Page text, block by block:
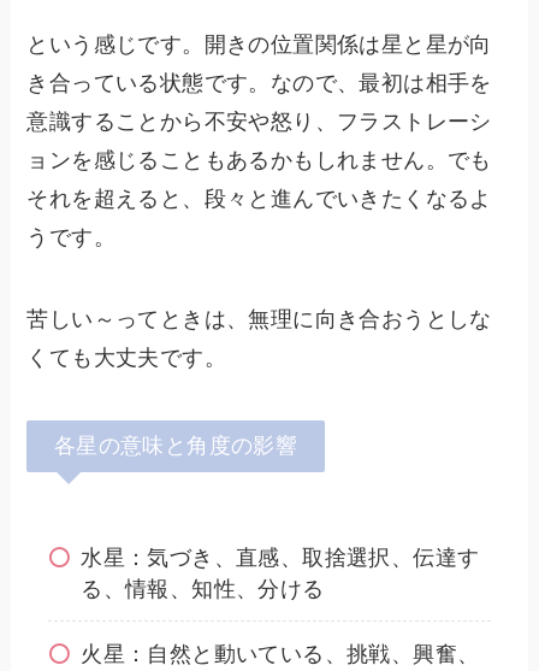
という感じです。開きの位置関係は星と星が向
き合っている状態です。なので、最初は相手を
意識することから不安や怒り、フラストレーシ
ョンを感じることもあるかもしれません。でも
それを超えると、段々と進んでいきたくなるよ
うです。
苦しい～ってときは、無理に向き合おうとしな
くても大丈夫です。
各星の意味と角度の影響
水星：気づき、直感、取捨選択、伝達す
る、情報、知性、分ける
火星：自然と動いている、挑戦、興奮、